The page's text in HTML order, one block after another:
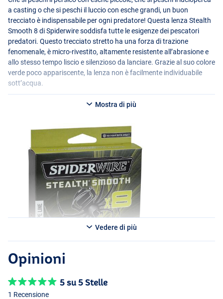
a casting o che si peschi il luccio con esche grandi, un buon
trecciato è indispensabile per ogni predatore! Questa lenza Stealth
Smooth 8 di Spiderwire soddisfa tutte le esigenze dei pescatori
predatori. Questo trecciato stretto ha una forza di trazione
fenomenale, è micro-rivestito, altamente resistente all’abrasione e
allo stesso tempo liscio e silenzioso da lanciare. Grazie al suo colore
verde poco appariscente, la lenza non è facilmente individuabile
sott’acqua.
Mostra di più
Vedere di più
Opinioni
5 su 5 Stelle
1 Recensione